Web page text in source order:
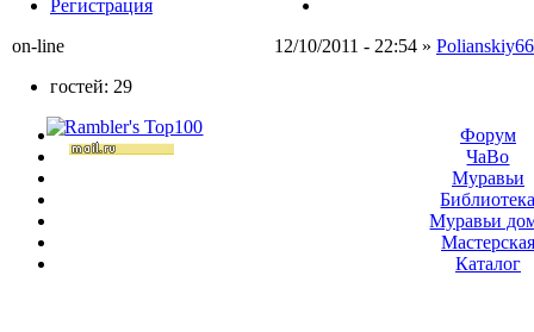
12/10/2011 - 22:54 »
Peгиcтpaция
on-line
гостей: 29
Форум
ЧаВо
Муравьи
Муравьи
Мастерская
Каталог